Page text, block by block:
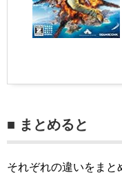
■ まとめると
それぞれの違いをまと